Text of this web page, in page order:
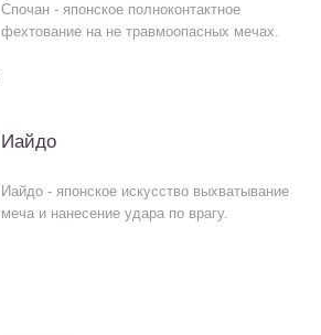
Спочан - японское полноконтактное
фехтование на не травмоопасных мечах.
Иайдо
Иайдо - японское искусство выхватывание
меча и нанесение удара по врагу.